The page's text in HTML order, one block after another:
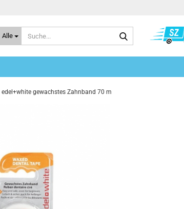
Alle
edel+white gewachstes Zahnband 70 m